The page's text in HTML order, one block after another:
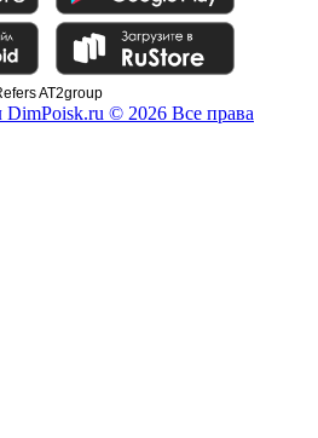
AT2group
© 2026 Все права